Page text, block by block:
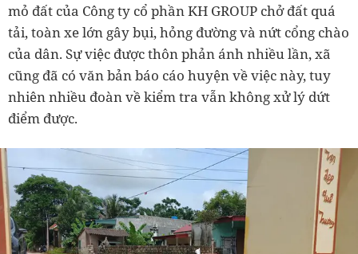
mỏ đất của Công ty cổ phần KH GROUP chở đất quá
tải, toàn xe lớn gây bụi, hỏng đường và nứt cổng chào
của dân. Sự việc được thôn phản ánh nhiều lần, xã
cũng đã có văn bản báo cáo huyện về việc này, tuy
nhiên nhiều đoàn về kiểm tra vẫn không xử lý dứt
điểm được.